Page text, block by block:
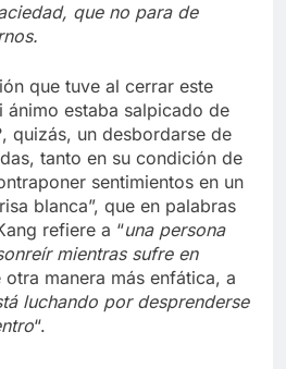
que no para de
que tuve al cerrar este
ánimo estaba salpicado de
quizás, un desbordarse de
tanto en su condición de
sentimientos en un
blanca”, que en palabras
refiere a “una persona
mientras sufre en
otra manera más enfática, a
luchando por desprenderse
“.